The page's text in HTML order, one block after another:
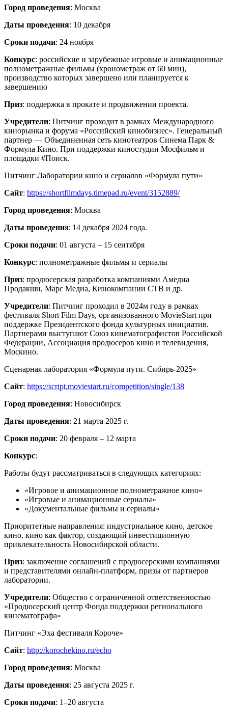
Город проведения: Москва
Даты проведения: 10 декабря
Сроки подачи: 24 ноября
Конкурс: российские и зарубежные игровые и анимационные
полнометражные фильмы (хронометраж от 60 мин),
производство которых завершено или планируется к
завершению
Приз: поддержка в прокате и продвижении проекта.
Учредители: Питчинг проходит в рамках Международного
кинорынка и форума «Российский кинобизнес». Генеральный
партнер — Объединенная сеть кинотеатров Синема Парк &
Формула Кино. При поддержки киностудии Мосфильм и
площадки #Поиск.
Питчинг Лаборатории кино и сериалов «Формула пути»
Сайт: https://shortfilmdays.timepad.ru/event/3152889/
Город проведения: Москва
Даты проведения: 14 декабря 2024 года.
Сроки подачи: 01 августа – 15 сентября
Конкурс: полнометражные фильмы и сериалы
Приз: продюсерская разработка компаниями Амедиа
Продакшн, Марс Медиа, Кинокомпании СТВ и др.
Учредители: Питчинг проходил в 2024м году в рамках
фестиваля Short Film Days, организованного MovieStart при
поддержке Президентского фонда культурных инициатив.
Партнерами выступают Союз кинематографистов Российской
Федерации, Ассоциация продюсеров кино и телевидения,
Москино.
Сценарная лаборатория «Формула пути. Сибирь-2025»
Сайт: https://script.moviestart.ru/competition/single/138
Город проведения: Новосибирск
Даты проведения: 21 марта 2025 г.
Сроки подачи: 20 февраля – 12 марта
Конкурс:
Работы будут рассматриваться в следующих категориях:
«Игровое и анимационное полнометражное кино»
«Игровые и анимационные сериалы»
«Документальные фильмы и сериалы»
Приоритетные направления: индустриальное кино, детское
кино, кино как фактор, создающий инвестиционную
привлекательность Новосибирской области.
Приз: заключение соглашений с продюсерскими компаниями
и представителями онлайн-платформ, призы от партнеров
лаборатории.
Учредители: Общество с ограниченной ответственностью
«Продюсерский центр Фонда поддержки регионального
кинематографа»
Питчинг «Эха фестиваля Короче»
Сайт: http://korochekino.ru/echo
Город проведения: Москва
Даты проведения: 25 августа 2025 г.
Сроки подачи: 1–20 августа